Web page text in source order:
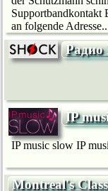
Supportbandkontakt
an folgende
IP
IP music slow IP
Montreal's